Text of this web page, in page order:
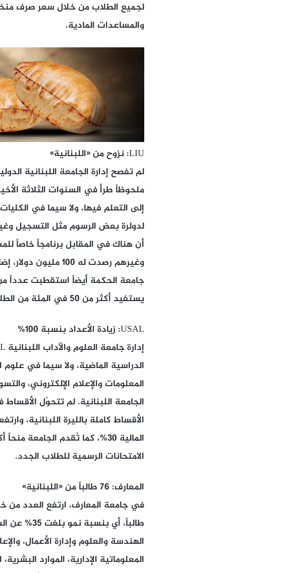
والمساعدات المادية.
LIU: نزوح من «اللبنانية»
لم تفصح إدارة الجامعة اللبنانية
ملحوظاً طرأ في السنوات الثلاثة
إلى التعلم فيها، ولا سيما في
لدولرة بعض الرسوم مثل التسجيل
أن هناك في المقابل برنامجاً خاصاً
جامعة الحكمة أيضاً استقطبت عدداً من
يستفيد أكثر من 50 في المئة من الطلاب من المساعدات في معظم الجامعات
USAL: زيادة الأعداد بنسبة 100%
الدراسية الماضية، ولا سيما في علوم
المعلومات والإعلام الإلكتروني،
الجامعة اللبنانية. لم تتحوّل
المالية 30%، كما تُقدم
الامتحانات الرسمية للطلاب الجدد.
المعارف: 76 طالباً من «اللبنانية»
طالباً، أي
الهندسة والعلوم وإدارة الأعمال،
المعلوماتية الإدارية، الموارد